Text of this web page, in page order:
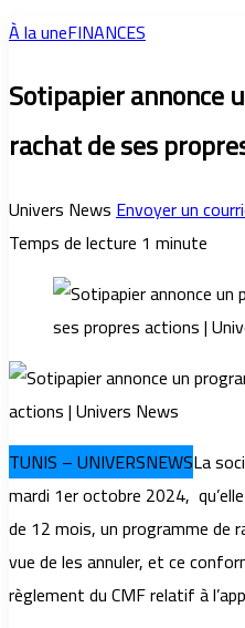
À la uneFINANCES
Sotipapier annonce
rachat de ses
Univers NewsEnvoyer un
Temps de lecture 1 minute
TUNIS – UNIVERSNEWSLa
mardi 1er octobre 2024,
de 12 mois, un programme de
vue de les annuler, et ce
règlement du CMF relatif à